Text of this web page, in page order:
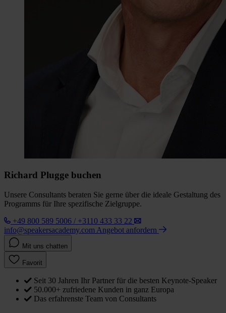
Richard Plugge buchen
Unsere Consultants beraten Sie gerne über die ideale Gestaltung des
Programms für Ihre spezifische Zielgruppe.
+49 800 589 5006 / +3110 433 33 22
info@speakersacademy.com Angebot anfordern
Mit uns chatten
Favorit
Seit 30 Jahren Ihr Partner für die besten Keynote-Speaker
50.000+ zufriedene Kunden in ganz Europa
Das erfahrenste Team von Consultants